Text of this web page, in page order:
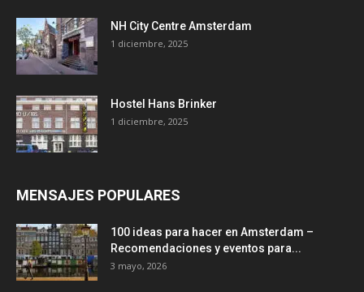
NH City Centre Amsterdam
1 diciembre, 2025
Hostel Hans Brinker
1 diciembre, 2025
MENSAJES POPULARES
100 ideas para hacer en Amsterdam –
Recomendaciones y eventos para...
3 mayo, 2026